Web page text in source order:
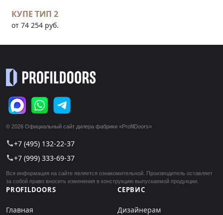
КУПЕ ТИП 2
от 74 254 руб.
© 2026 Официальный сайт дилера фабрики «ProfilDoors»
call+7 (495) 132-22-37
call+7 (999) 333-69-37
Вся информация на сайте является ознакомительной. Производитель оставляет
за собой право вносить изменения в конструкцию выпускаемой продукции.
PROFILDOORS
Главная
СЕРВИС
Дизайнерам